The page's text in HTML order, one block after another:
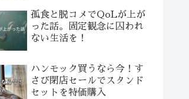
孤食と脱コメでQoLが上が
った話。固定観念に囚われ
ない生活を！
ハンモック買うなら今！す
さび閉店セールでスタンド
セットを特価購入